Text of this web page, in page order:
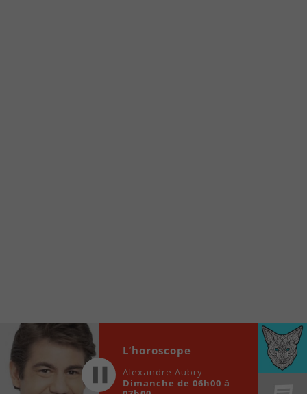
locale vous sont maintenant accessibles en un clic!
Player
00:00
L’horoscope
Alexandre Aubry
Dimanche de 06h00 à